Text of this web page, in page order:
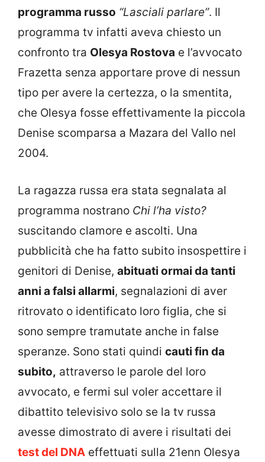
programma russo “Lasciali parlare”. Il
programma tv infatti aveva chiesto un
confronto tra Olesya Rostova e l’avvocato
Frazetta senza apportare prove di nessun
tipo per avere la certezza, o la smentita,
che Olesya fosse effettivamente la piccola
Denise scomparsa a Mazara del Vallo nel
2004.
La ragazza russa era stata segnalata al
programma nostrano Chi l’ha visto?
suscitando clamore e ascolti. Una
pubblicità che ha fatto subito insospettire i
genitori di Denise, abituati ormai da tanti
anni a falsi allarmi, segnalazioni di aver
ritrovato o identificato loro figlia, che si
sono sempre tramutate anche in false
speranze. Sono stati quindi cauti fin da
subito, attraverso le parole del loro
avvocato, e fermi sul voler accettare il
dibattito televisivo solo se la tv russa
avesse dimostrato di avere i risultati dei
test del DNA effettuati sulla 21enn Olesya